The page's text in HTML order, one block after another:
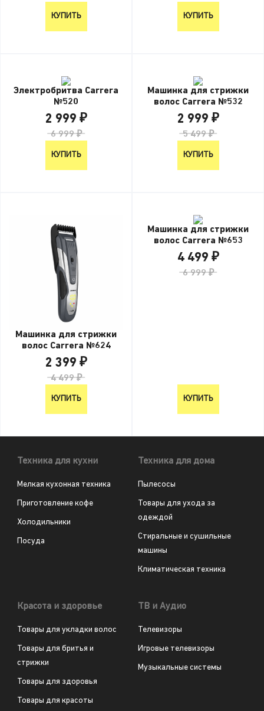
КУПИТЬ КУПИТЬ
Электробритва Carrera
№520
2 999 ₽
6 999 ₽
КУПИТЬ
Машинка для стрижки
волос Carrera №532
2 999 ₽
5 499 ₽
КУПИТЬ
Машинка для стрижки
волос Carrera №624
2 399 ₽
4 499 ₽
КУПИТЬ
Машинка для стрижки
волос Carrera №653
4 499 ₽
6 999 ₽
КУПИТЬ
Техника для кухни
Мелкая кухонная техника
Приготовление кофе
Холодильники
Посуда
Техника для дома
Пылесосы
Товары для ухода за
одеждой
Стиральные и сушильные
машины
Климатическая техника
Красота и здоровье
Товары для укладки волос
Товары для бритья и
стрижки
Товары для здоровья
Товары для красоты
ТВ и Аудио
Телевизоры
Игровые телевизоры
Музыкальные системы